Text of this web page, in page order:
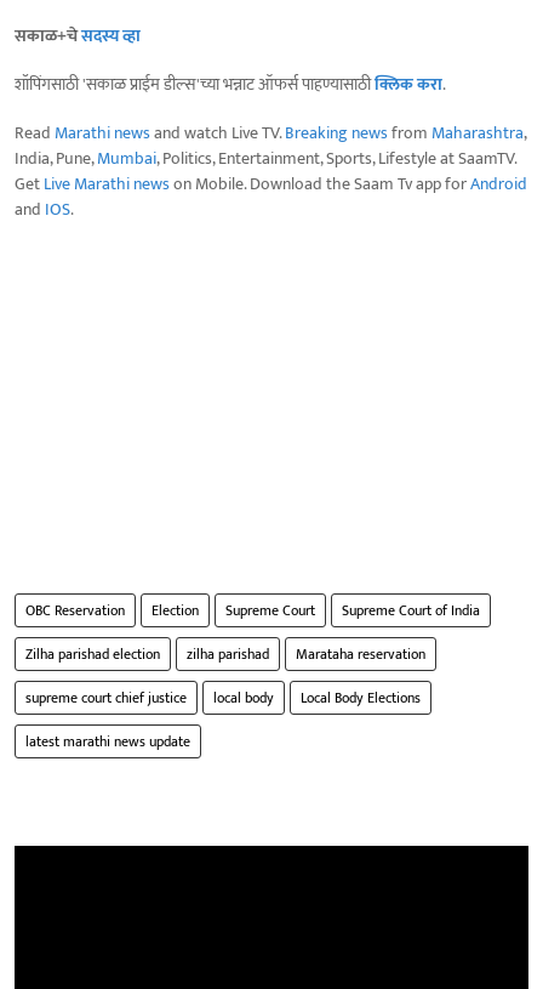
सकाळ+चेसदस्य व्हा
शॉपिंगसाठी 'सकाळ प्राईम डील्स'च्या भन्नाट ऑफर्स पाहण्यासाठीक्लिक करा.
Read Marathi newsand watch Live TV.Breaking newsfrom Maharashtra,
India, Pune,Mumbai, Politics, Entertainment, Sports, Lifestyle at SaamTV.
GetLive Marathi newson Mobile. Download the Saam Tv app forAndroid
and IOS.
OBC Reservation Election Supreme Court
Supreme Court of India
Zilha parishad election
zilha parishad
Marataha reservation
supreme court chief justice
local body
Local Body Elections
latest marathi news update